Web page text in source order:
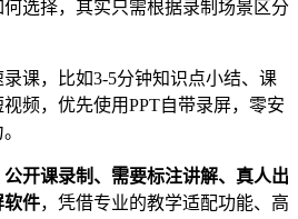
选择，其实只需根据录制场景区分
课，比如3-5分钟知识点小结、课
频，优先使用PPT自带录屏，零安
开课录制、需要标注讲解、真人出
软件，凭借专业的教学适配功能、高